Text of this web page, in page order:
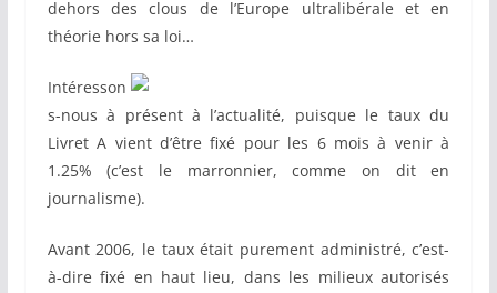
dehors des clous de l’Europe ultralibérale et en
théorie hors sa loi…
Intéresson
s-nous à présent à l’actualité, puisque le taux du
Livret A vient d’être fixé pour les 6 mois à venir à
1.25% (c’est le marronnier, comme on dit en
journalisme).
Avant 2006, le taux était purement administré, c’est-
à-dire fixé en haut lieu, dans les milieux autorisés